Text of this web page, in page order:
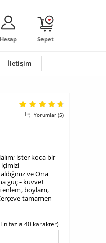
Sepet
Hesap
İletişim
Yorumlar (5)
ister koca bir
ve Ona
güç - kuvvet
enlem, boylam,
tamamen
fazla 40 karakter)